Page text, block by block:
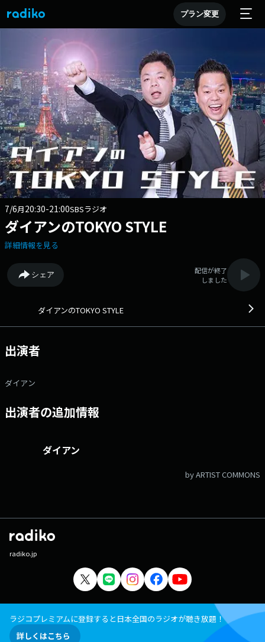
プラン変更
7/6月20:30-21:00SBSラジオ
ダイアンのTOKYO STYLE
詳細情報を見る
シェア
配信が終了
しました
ダイアンのTOKYO STYLE
出演者
ダイアン
出演者の追加情報
ダイアン
by ARTIST COMMONS
radiko.jp
ラジコプレミアムに登録すると日本全国のラジオが聴き放題！
詳しくはこちら